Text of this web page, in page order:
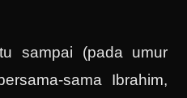
sampai (pada umur
sama Ibrahim,